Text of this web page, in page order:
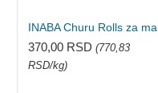
370,00 RSD (770,83
RSD/kg)